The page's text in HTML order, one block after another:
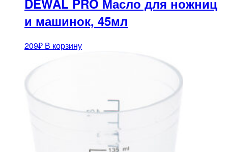
и машинок, 45мл
209₽ В корзину